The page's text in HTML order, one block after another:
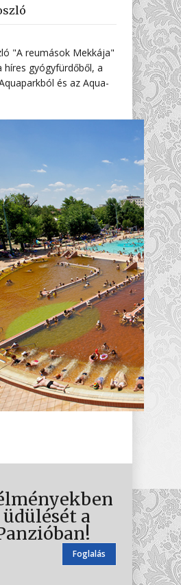
"A reumások Mekkája"
híres gyógyfürdőből, a
és az Aqua-
a
Foglalás